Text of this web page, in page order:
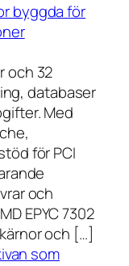
byggda för
och 32
databaser
Med
för PCI
och
EPYC 7302
och […]
som